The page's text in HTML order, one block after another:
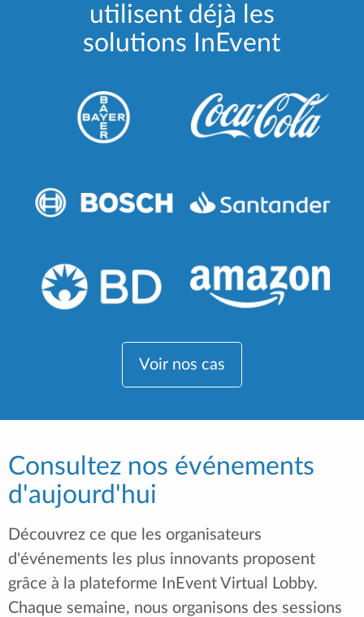
utilisent déjà les
solutions InEvent
Voir nos cas
Consultez nos événements
d'aujourd'hui
Découvrez ce que les organisateurs
d'événements les plus innovants proposent
grâce à la plateforme InEvent Virtual Lobby.
Chaque semaine, nous organisons des sessions